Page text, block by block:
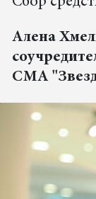
Алена
СМА